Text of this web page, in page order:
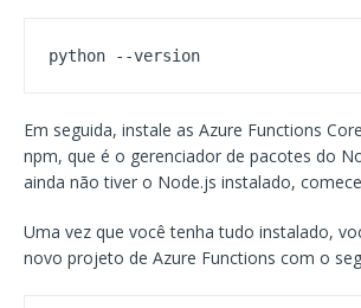
python --version
Em seguida, instale as Azure Functions
npm, que é o gerenciador de pacotes do
ainda não tiver o Node.js instalado,
Uma vez que você tenha tudo instalado,
novo projeto de Azure Functions com o